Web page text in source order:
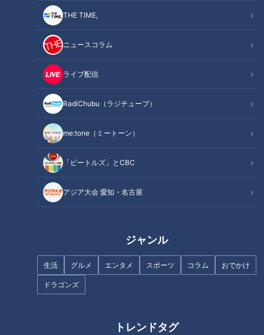
THE TIME,
ニュースコラム
ライブ配信
RadiChubu（ラジチューブ）
me:tone（ミートーン）
「ビートルズ」とCBC
アジア大会 愛知・名古屋
ジャンル
生活 グルメ エンタメ スポーツ コラム おでかけ
ドラゴンズ
トレンドタグ
町中華が作るカツカレーが絶
品！？総重量800gで背徳感
MAXのデカ盛りメニュー！今食
べるべき名古屋のカレーベスト
3（後編）
三重県内NO.1！松阪市の隠れた
名所「道の駅 飯高駅」の人気の
「お宅の晩ご飯、撮らせて下さ
い」スーパーの”カゴ中大調
査“で見つけた、家族や友人を思
う料理アイデア！
飯”とは
最高の焼き加減！とろける上ロ
ース / 12月オープン！新津島名
物！【愛されフード】
行列必至の“鉄板肉焼”！？話題
の新名物「重箱きしめん」も…